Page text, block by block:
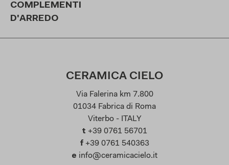
COMPLEMENTI
D'ARREDO
CERAMICA CIELO
Via Falerina km 7.800
01034 Fabrica di Roma
Viterbo - ITALY
t +39 0761 56701
f +39 0761 540363
e info@ceramicacielo.it